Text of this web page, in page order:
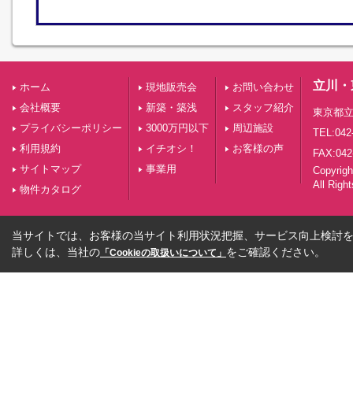
ホーム
会社概要
プライバシーポリシー
利用規約
サイトマップ
物件カタログ
現地販売会
新築・築浅
3000万円以下
イチオシ！
事業用
お問い合わせ
スタッフ紹介
周辺施設
お客様の声
立川
東京都
All
当サイトでは、お客様の当サイト利用状況把握、サービス向上検討
詳しくは、当社の 「Cookieの取扱いについて」 をご確認ください。